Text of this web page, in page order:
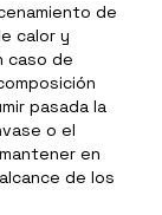
de
calor y
caso de
pasada la
o el
en
de los